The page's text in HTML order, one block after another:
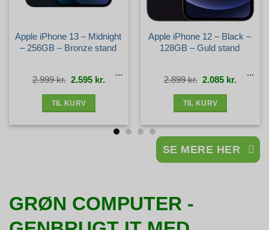
Apple iPhone 13 – Midnight
– 256GB – Bronze stand
2.999kr. Den
oprindelige
pris
2.595 kr. Den
aktuelle
pris
TIL KURV
Apple iPhone 12 – Black –
128GB – Guld stand
2.899kr. Den
oprindelige
pris
2.085 kr. Den
aktuelle
pris
TIL KURV
SE MERE HER
GRØN COMPUTER -